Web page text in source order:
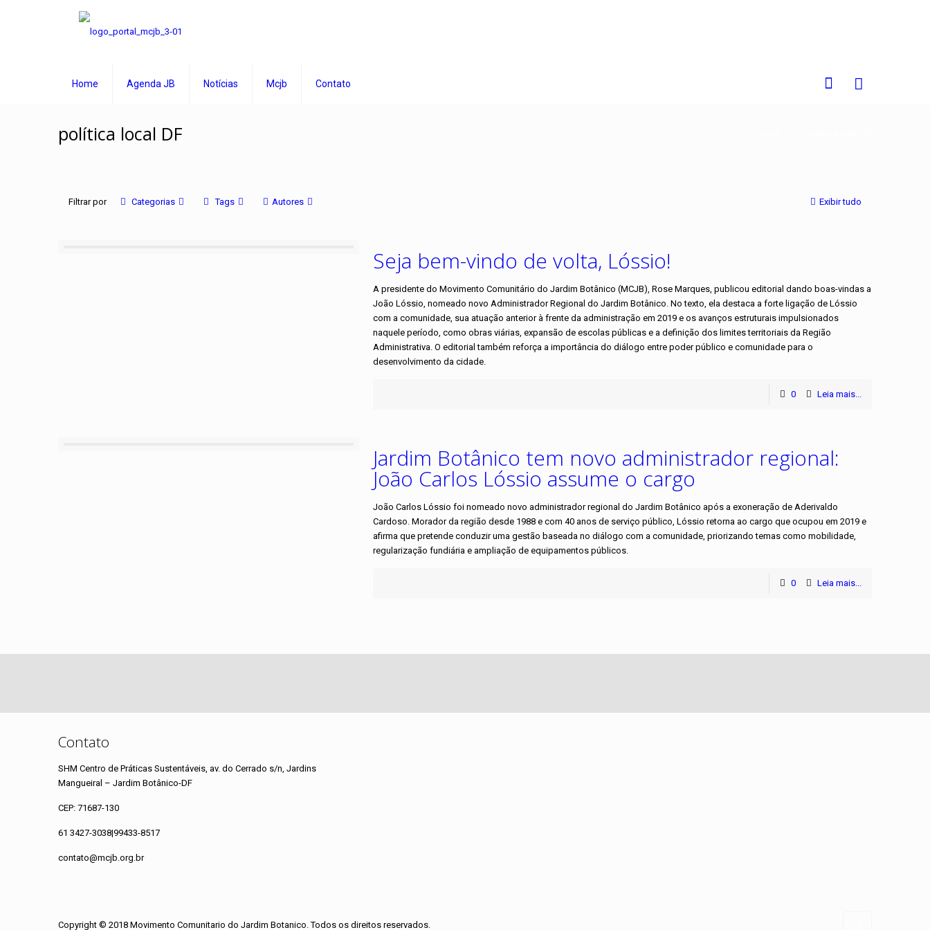
Home Agenda JB Notícias Mcjb Contato
política local DF
Filtrar por Categorias Tags Autores Exibir tudo
Seja bem-vindo de volta, Lóssio!
A presidente do Movimento Comunitário do Jardim Botânico (MCJB), Rose Marques, publicou editorial dando boas-vindas a
João Lóssio, nomeado novo Administrador Regional do Jardim Botânico. No texto, ela destaca a forte ligação de Lóssio
com a comunidade, sua atuação anterior à frente da administração em 2019 e os avanços estruturais impulsionados
naquele período, como obras viárias, expansão de escolas públicas e a definição dos limites territoriais da Região
Administrativa. O editorial também reforça a importância do diálogo entre poder público e comunidade para o
desenvolvimento da cidade.
0 Leia mais...
Jardim Botânico tem novo administrador regional:
João Carlos Lóssio assume o cargo
João Carlos Lóssio foi nomeado novo administrador regional do Jardim Botânico após a exoneração de Aderivaldo
Cardoso. Morador da região desde 1988 e com 40 anos de serviço público, Lóssio retorna ao cargo que ocupou em 2019 e
afirma que pretende conduzir uma gestão baseada no diálogo com a comunidade, priorizando temas como mobilidade,
regularização fundiária e ampliação de equipamentos públicos.
0 Leia mais...
Contato
SHM Centro de Práticas Sustentáveis, av. do Cerrado s/n, Jardins
Mangueiral – Jardim Botânico-DF
CEP: 71687-130
61 3427-3038|99433-8517
contato@mcjb.org.br
Copyright © 2018 Movimento Comunitario do Jardim Botanico. Todos os direitos reservados.